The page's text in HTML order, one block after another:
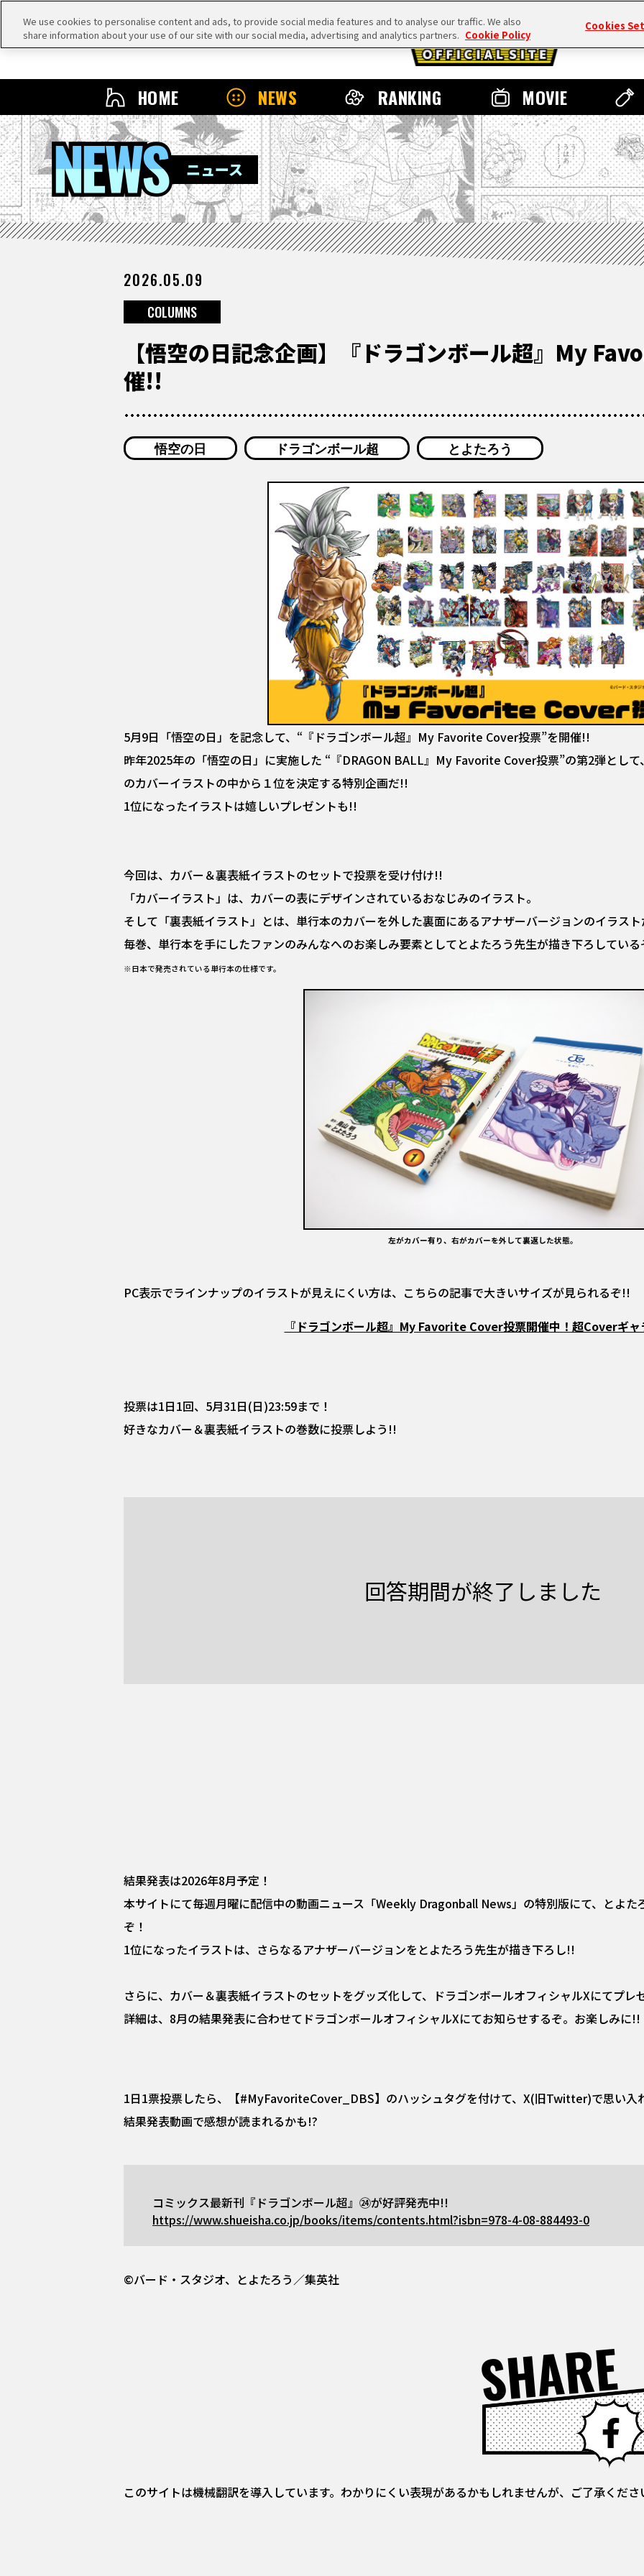
HOME NEWS RANKING MOVIE
NEWS
ニュース
2026.05.09
COLUMNS
【悟空の日記念企画】『ドラゴンボール超』My
催!!
悟空の日 ドラゴンボール超 とよたろう
5月9日「悟空の日」を記念して、“『ドラゴンボール超』My Favorite Cover投票”を開催!!
昨年2025年の「悟空の日」に実施した “『DRAGON BALL』My Favorite Cover投票”の第2弾とし
のカバーイラストの中から１位を決定する特別企画だ!!
1位になったイラストは嬉しいプレゼントも――!!
今回は、カバー＆裏表紙イラストのセットで投票を受け付け!!
「カバーイラスト」は、カバーの表にデザインされているおなじみのイラスト。
そして「裏表紙イラスト」とは、単行本のカバーを外した裏面にあるアナザーバージョンのイラスト
毎巻、単行本を手にしたファンのみんなへのお楽しみ要素としてとよたろう先生が描き下ろしてい
※日本で発売されている単行本の仕様です。
左がカバー有り、右がカバーを外して裏返した状態。
PC表示でラインナップのイラストが見えにくい方は、こちらの記事で大きいサイズが見られるぞ!!
『ドラゴンボール超』My Favorite Cover投票開催中！超Coverギャ
投票は1日1回、5月31日(日)23:59まで！
好きなカバー＆裏表紙イラストの巻数に投票しよう!!
回答期間が終了しました
結果発表は2026年8月予定！
本サイトにて毎週月曜に配信中の動画ニュース「Weekly Dragonball News」の特別版にて、とよた
ぞ！
1位になったイラストは、さらなるアナザーバージョンをとよたろう先生が描き下ろし!!
さらに、カバー＆裏表紙イラストのセットをグッズ化して、ドラゴンボールオフィシャルXにてプ
詳細は、8月の結果発表に合わせてドラゴンボールオフィシャルXにてお知らせするぞ。お楽しみに!!
1日1票投票したら、【#MyFavoriteCover_DBS】のハッシュタグを付けて、X(旧Twitter)で思い入
結果発表動画で感想が読まれるかも!?
コミックス最新刊『ドラゴンボール超』㉔が好評発売中!!
https://www.shueisha.co.jp/books/items/contents.html?isbn=978-4-08-884493-0
©バード・スタジオ、とよたろう／集英社
SHARE
このサイトは機械翻訳を導入しています。わかりにくい表現があるかもしれませんが、ご了承くださ
We use cookies to personalise content and ads, to provide social media features and to analyse our traffic. We also
share information about your use of our site with our social media, advertising and analytics partners. Cookie Policy
Cookies